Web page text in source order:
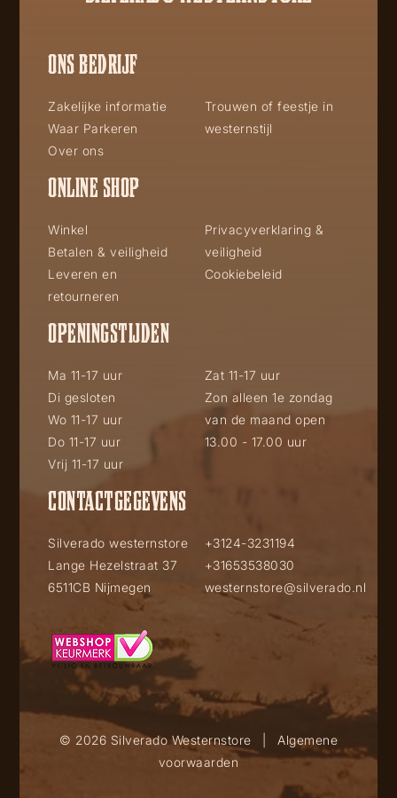
ONS BEDRIJF
Zakelijke informatie
Waar Parkeren
Over ons
Trouwen of feestje in
westernstijl
ONLINE SHOP
Winkel
Betalen & veiligheid
Leveren en
retourneren
Privacyverklaring &
veiligheid
Cookiebeleid
OPENINGSTIJDEN
Ma 11-17 uur
Di gesloten
Wo 11-17 uur
Do 11-17 uur
Vrij 11-17 uur
Zat 11-17 uur
Zon alleen 1e zondag
van de maand open
13.00 - 17.00 uur
CONTACTGEGEVENS
Silverado westernstore
Lange Hezelstraat 37
6511CB Nijmegen
+3124-3231194
+31653538030
westernstore@silverado.nl
© 2026 Silverado Westernstore
Algemene
voorwaarden